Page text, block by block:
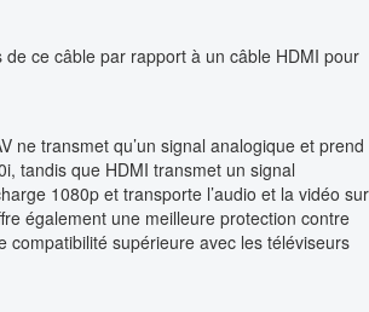
de ce câble par rapport à un câble HDMI pour
ne transmet qu’un signal analogique et prend
tandis que HDMI transmet un signal
1080p et transporte l’audio et la vidéo sur
également une meilleure protection contre
compatibilité supérieure avec les téléviseurs